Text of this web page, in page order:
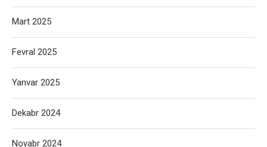
Mart 2025
Fevral 2025
Yanvar 2025
Dekabr 2024
Noyabr 2024